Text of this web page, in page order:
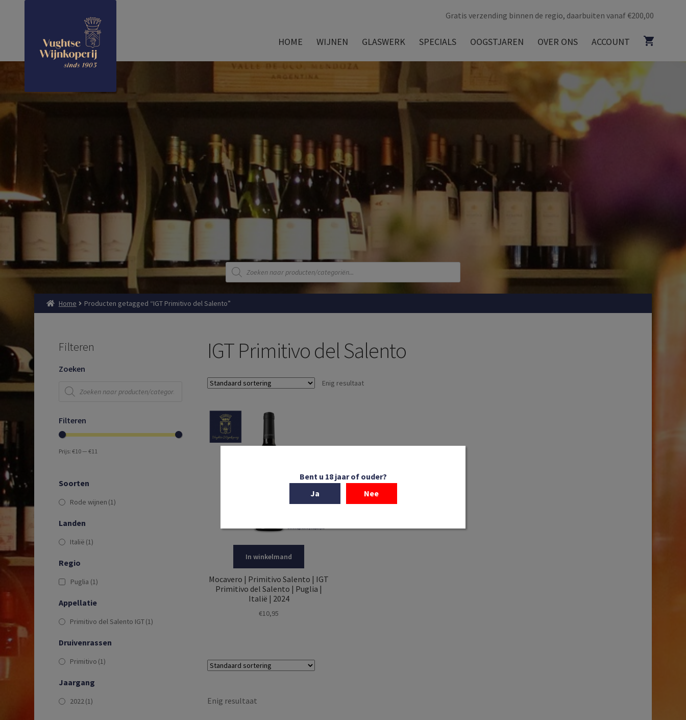
Gratis verzending binnen de regio, daarbuiten vanaf €200,00
HOME WIJNEN GLASWERK SPECIALS OOGSTJAREN OVER ONS ACCOUNT
Producten
zoeken
Home Producten getagged “IGT Primitivo del Salento”
IGT Primitivo del Salento
Enig resultaat
In winkelmand
Mocavero | Primitivo Salento | IGT
Primitivo del Salento | Puglia |
Italië | 2024
€10,95
Enig resultaat
Filteren
Zoeken
Producten
zoeken
Filteren
Prijs:€10—€11
Soorten
Rode wijnen (1)
Landen
Italië (1)
Regio
Puglia (1)
Appellatie
Primitivo del Salento IGT(1)
Druivenrassen
Primitivo (1)
Jaargang
2022(1)
Bent u 18 jaar of ouder?
Ja
Nee